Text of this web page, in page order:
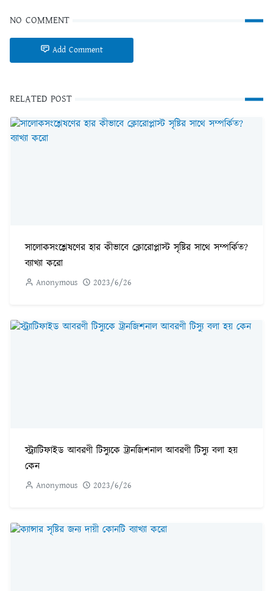
NO COMMENT
Add Comment
RELATED POST
সালোকসংশ্লেষণের হার কীভাবে ক্লোরোপ্লাস্ট সৃষ্টির সাথে সম্পর্কিত?
ব্যাখ্যা করো
Anonymous 2023/6/26
স্ট্র্যাটিফাইড আবরণী টিস্যুকে ট্রানজিশনাল আবরণী টিস্যু বলা হয়
কেন
Anonymous 2023/6/26